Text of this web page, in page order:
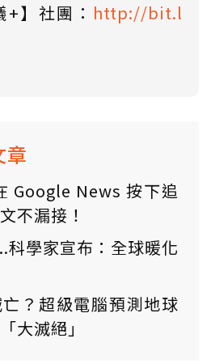
】社團： http://bit.l
章
Google News 按下追
不漏接！
科學家宣布：全球暖化
？超級電腦預測地球
大滅絕」